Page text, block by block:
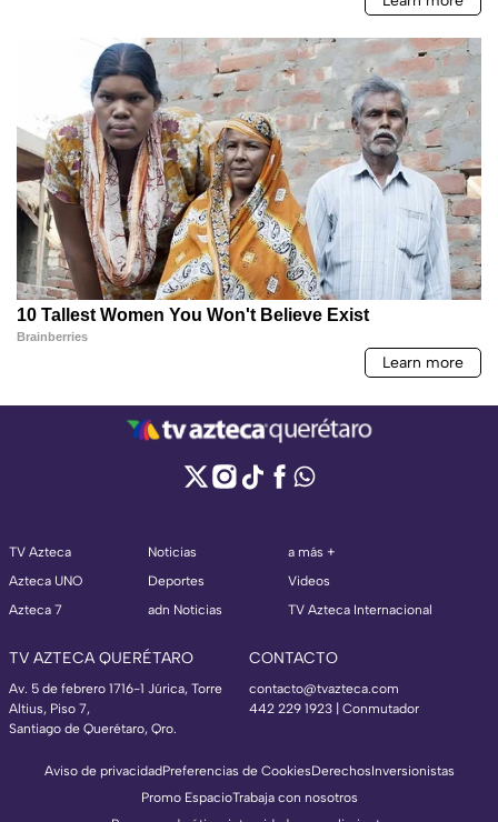
TV Azteca
Azteca UNO
Azteca 7
Noticias
Deportes
adn Noticias
a más +
Videos
TV Azteca Internacional
TV AZTECA QUERÉTARO
Av. 5 de febrero 1716-1 Júrica, Torre
Altius, Piso 7,
Santiago de Querétaro, Qro.
CONTACTO
contacto@tvazteca.com
442 229 1923 | Conmutador
Aviso de privacidadPreferencias de CookiesDerechosInversionistas
Promo EspacioTrabaja con nosotros